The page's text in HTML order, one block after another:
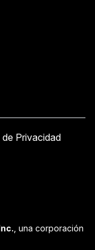
Privacidad
, una corporación